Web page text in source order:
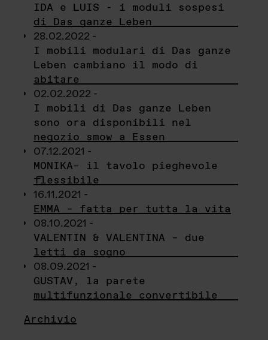
IDA e LUIS - i moduli sospesi
di Das ganze Leben
28.02.2022 -
I mobili modulari di Das ganze
Leben cambiano il modo di
abitare
02.02.2022 -
I mobili di Das ganze Leben
sono ora disponibili nel
negozio smow a Essen
07.12.2021 -
MONIKA– il tavolo pieghevole
flessibile
16.11.2021 -
EMMA – fatta per tutta la vita
08.10.2021 -
VALENTIN & VALENTINA – due
letti da sogno
08.09.2021 -
GUSTAV, la parete
multifunzionale convertibile
Archivio